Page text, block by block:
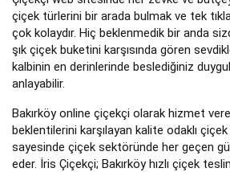
çiçek türlerini bir arada bulmak ve tek
çok kolaydır. Hiç beklenmedik bir anda
şık çiçek buketini karşısında gören
kalbinin en derinlerinde beslediğiniz
anlayabilir.
Bakırköy online çiçekçi olarak hizmet
beklentilerini karşılayan kalite odaklı çiçek
sayesinde çiçek sektöründe her geçen
eder. İris Çiçekçi; Bakırköy hızlı çiçek